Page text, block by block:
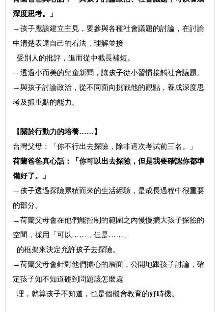
深度思考。」
→孩子應該建立主見，要參與各種社會議題的討論，在討論
中清楚表達自己的看法，理解並接
受別人的批評，進而從中截長補短。
→透過小而美的兒童新聞，讓孩子從小習慣接觸社會議題。
→與孩子討論政治，從不同面向挑戰他的觀點，養成深度思
考及抓重點的能力。
【 關於行動力的培養……】
台灣父母：「你不行出去探險，除非這次考試前三名。」
荷蘭爸爸真心話：「你可以出去探險，但是我要確認你都準
備好了。」
→孩子透過探險累積而來的生活經驗，是成長過程中很重要
的部分。
→荷蘭父母會在他們能控制的範圍之內慢慢擴大孩子探險的
空間，採用「可以……，但是……」
的框架來決定允許孩子去探險。
→荷蘭父母會針對他們擔心的層面，公開地跟孩子討論，確
定孩子知不知道碰到問題該怎麼處
理，就算孩子不知道，也是個機會教育的好時機。